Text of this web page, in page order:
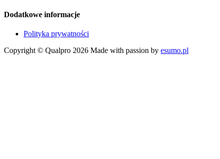
Dodatkowe informacje
Polityka prywatności
Copyright © Qualpro 2026 Made with passion by esumo.pl